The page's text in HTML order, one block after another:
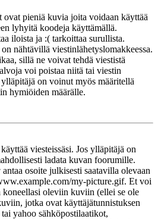
pieniä kuvia joita voidaan käyttää
lyhyitä koodeja käyttämällä.
iloista ja :( tarkoittaa surullista.
nähtävillä viestinlähetyslomakkeessa.
sillä ne voivat tehdä viestistä
voi poistaa niitä tai viestin
on voinut myös määritellä
hymiöiden määrälle.
viesteissäsi. Jos ylläpitäjä on
ladata kuvan foorumille.
osoite julkisesti saatavilla olevaan
my-picture.gif. Et voi
koneellasi oleviin kuviin (ellei se ole
jotka ovat käyttäjätunnistuksen
yahoo sähköpostilaatikot,